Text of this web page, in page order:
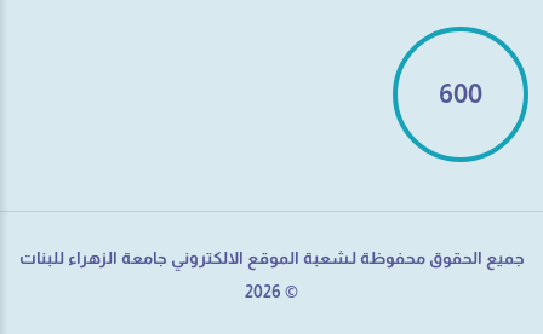
600
جميع الحقوق محفوظة لـشعبة الموقع الالكتروني جامعة الزهراء للبنات
© 2026